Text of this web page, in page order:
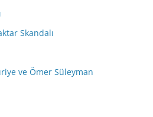
Skandalı
ve Ömer Süleyman